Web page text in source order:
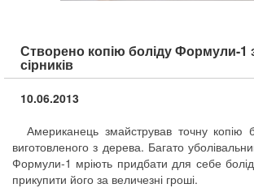
Створено копію боліду Формули-1
сірників
10.06.2013
Американець змайстрував точну копію
виготовленого з дерева. Багато
Формули-1 мріють придбати для себе
прикупити його за величезні гроші.